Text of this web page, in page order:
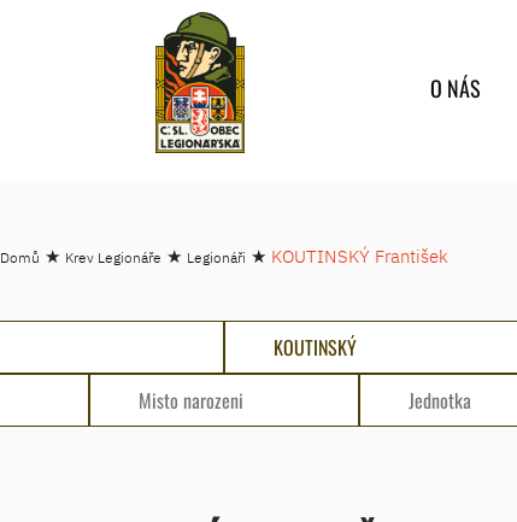
O NÁS
Domů ★ Krev Legionáře ★ Legionáři ★ KOUTINSKÝ František